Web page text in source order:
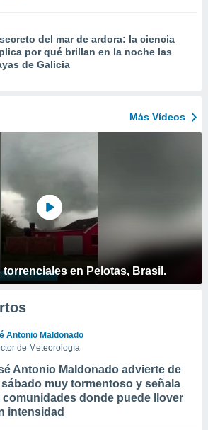
del mar de ardora: la ciencia
por qué brillan en la noche las
de Galicia
Más Vídeos
en Pelotas, Brasil.
Antonio Maldonado
de Meteorología
Antonio Maldonado advierte de
muy tormentoso y señala
comunidades donde puede llover
intensidad